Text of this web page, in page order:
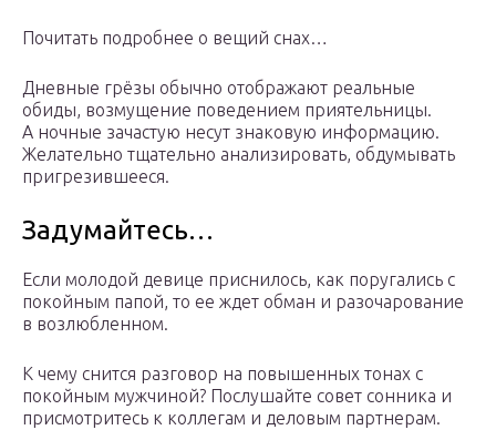
Почитать подробнее о вещий снах…
Дневные грёзы обычно отображают реальные
обиды, возмущение поведением приятельницы.
А ночные зачастую несут знаковую информацию.
Желательно тщательно анализировать, обдумывать
пригрезившееся.
Задумайтесь…
Если молодой девице приснилось, как поругались с
покойным папой, то ее ждет обман и разочарование
в возлюбленном.
К чему снится разговор на повышенных тонах с
покойным мужчиной? Послушайте совет сонника и
присмотритесь к коллегам и деловым партнерам.